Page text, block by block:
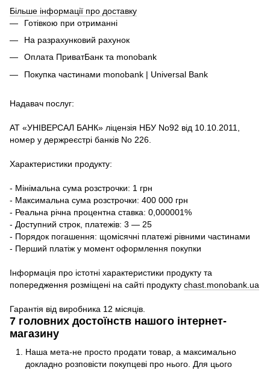
Більше інформації про доставку
Готівкою при отриманні
На разрахунковий рахунок
Оплата ПриватБанк та monobank
Покупка частинами monobank | Universal Bank
Надавач послуг:
АТ «УНІВЕРСАЛ БАНК» ліцензія НБУ No92 від 10.10.2011,
номер у держреєстрі банків No 226.
Характеристики продукту:
- Мінімальна сума розстрочки: 1 грн
- Максимальна сума розстрочки: 400 000 грн
- Реальна річна процентна ставка: 0,000001%
- Доступний строк, платежів: 3 — 25
- Порядок погашення: щомісячні платежі рівними частинами
- Перший платіж у момент оформлення покупки
Інформація про істотні характеристики продукту та
попередження розміщені на сайті продукту chast.monobank.ua
Гарантія від виробника 12 місяців.
7 головних достоїнств нашого інтернет-
магазину
Наша мета-не просто продати товар, а максимально
докладно розповісти покупцеві про нього. Для цього